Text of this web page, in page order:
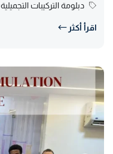
دبلومة التركيبات التجميلية
اقرأ أكثر